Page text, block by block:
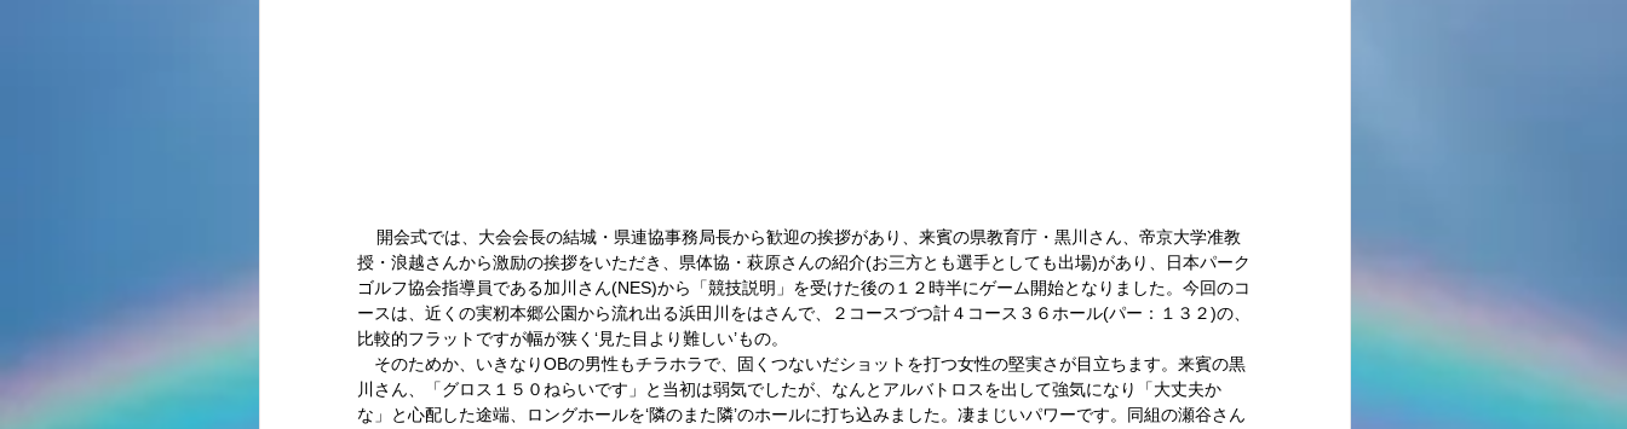
授・浪越さんから激励の挨拶をいただき、県体協・萩原さんの紹介(お三方とも選手としても出場)があり、日本パーク
ゴルフ協会指導員である加川さん(NES)から「競技説明」を受けた後の１２時半にゲーム開始となりました。今回のコ
ースは、近くの実籾本郷公園から流れ出る浜田川をはさんで、２コースづつ計４コース３６ホール(パー：１３２)の、
比較的フラットですが幅が狭く‘見た目より難しい’もの。
そのためか、いきなりOBの男性もチラホラで、固くつないだショットを打つ女性の堅実さが目立ちます。来賓の黒
川さん、「グロス１５０ねらいです」と当初は弱気でしたが、なんとアルバトロスを出して強気になり「大丈夫か
な」と心配した途端、ロングホールを‘隣のまた隣’のホールに打ち込みました。凄まじいパワーです。同組の瀬谷さん